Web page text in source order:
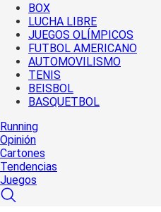
BOX
LUCHA LIBRE
JUEGOS OLÍMPICOS
FUTBOL AMERICANO
AUTOMOVILISMO
TENIS
BEISBOL
BASQUETBOL
Running
Opinión
Cartones
Tendencias
Juegos